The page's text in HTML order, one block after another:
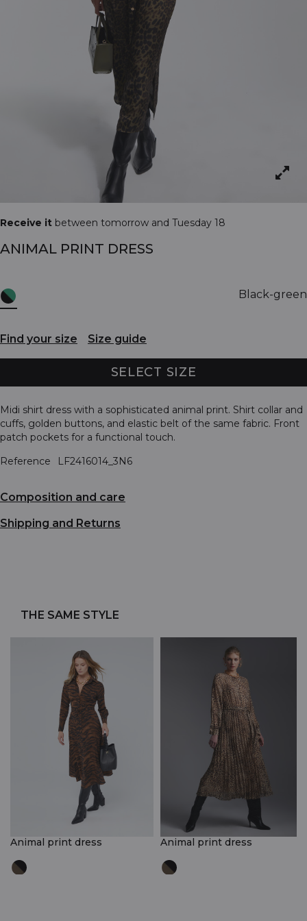
Receive it between tomorrow and Tuesday 18
ANIMAL PRINT DRESS
Black-green
Find your size Size guide
SELECT SIZE
Midi shirt dress with a sophisticated animal print. Shirt collar and
cuffs, golden buttons, and elastic belt of the same fabric. Front
patch pockets for a functional touch.
Reference
LF2416014_3N6
Composition and care
Shipping and Returns
THE SAME STYLE
Animal print dress Animal print dress